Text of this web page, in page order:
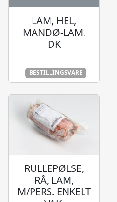
LAM, HEL,
MANDØ-LAM,
DK
BESTILLINGSVARE
RULLEPØLSE,
RÅ, LAM,
M/PERS. ENKELT